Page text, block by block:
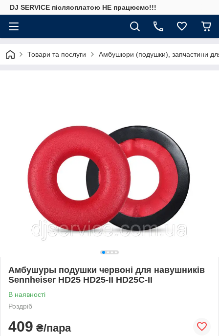
DJ SERVICE пiсляоплатою НЕ працюємо!!!
Товари та послуги Амбушюри (подушки), запчастини
Амбушуры подушки червоні для навушників
Sennheiser HD25 HD25-II HD25C-II
В наявності
Роздріб
409 ₴/пара